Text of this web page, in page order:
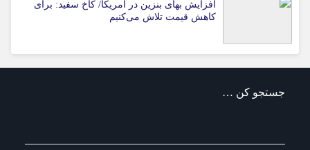
افزایش بهای بنزین در آمریکا/ کاخ سفید: برای
کاهش قیمت تلاش می‌کنیم
جستجو کن …